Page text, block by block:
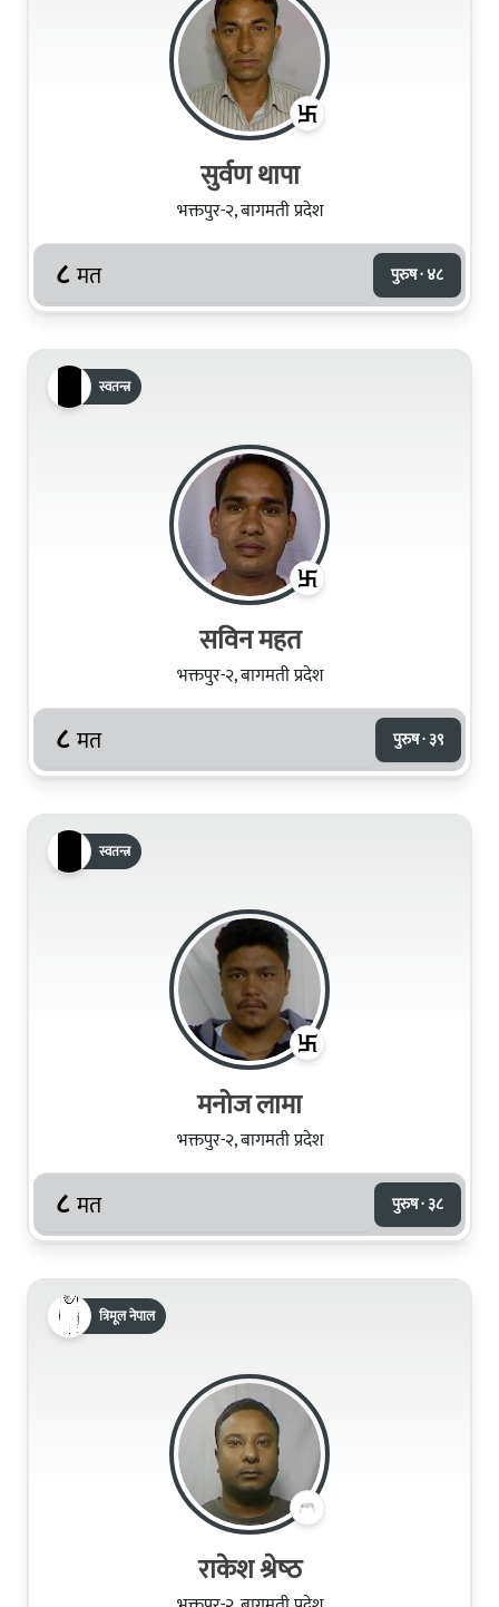
सुर्वण थापा
भक्तपुर-२, बागमती प्रदेश
८ मत पुरुष · ४८
स्वतन्त्र
सविन महत
भक्तपुर-२, बागमती प्रदेश
८ मत पुरुष · ३९
स्वतन्त्र
मनोज लामा
भक्तपुर-२, बागमती प्रदेश
८ मत पुरुष · ३८
त्रिमूल नेपाल
राकेश श्रेष्‍ठ